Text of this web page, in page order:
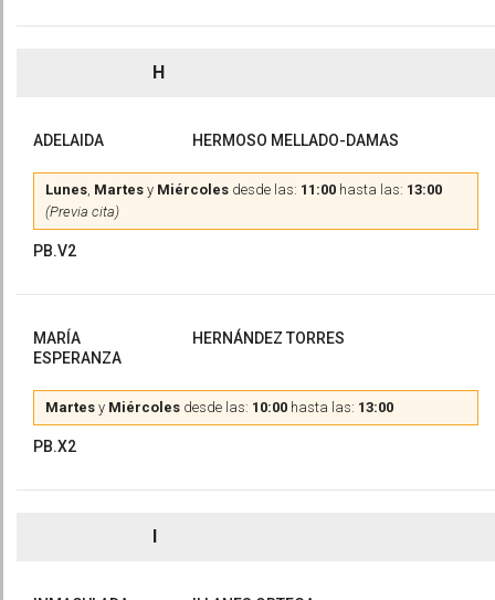
H
ADELAIDA HERMOSO MELLADO-DAMAS
Lunes, Martes y Miércoles desde las: 11:00 hasta las: 13:00
(Previa cita)
PB.V2
MARÍA
ESPERANZA
HERNÁNDEZ TORRES
Martes y Miércoles desde las: 10:00 hasta las: 13:00
PB.X2
I